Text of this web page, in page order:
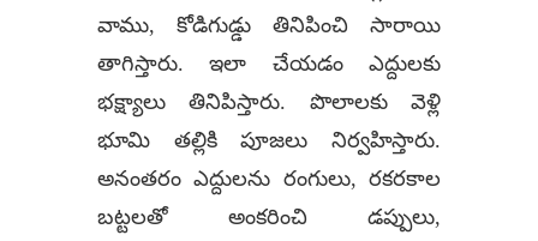
వాము, కోడిగుడ్డు తినిపించి సారాయి
తాగిస్తారు. ఇలా చేయడం ఎద్దులకు
భక్ష్యాలు తినిపిస్తారు. పొలాలకు వెళ్లి
భూమి తల్లికి పూజలు నిర్వహిస్తారు.
అనంతరం ఎద్దులను రంగులు, రకరకాల
బట్టలతో అంకరించి డప్పులు,